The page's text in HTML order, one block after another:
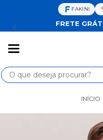
FAKINI
FRETE
Busca
INÍCIO